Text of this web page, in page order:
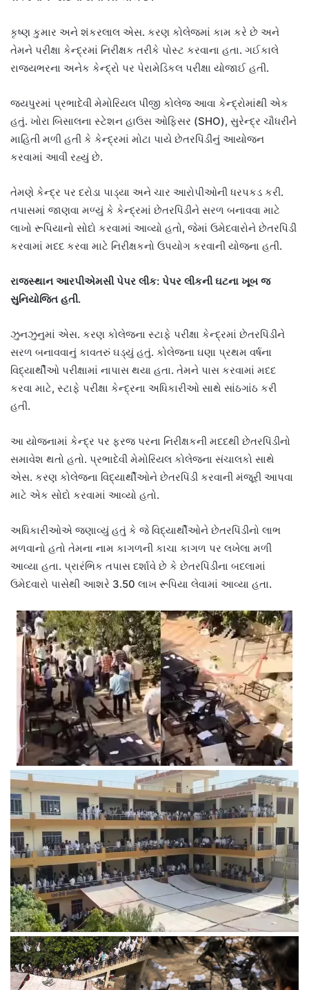
કૃષ્ણ કુમાર અને શંકરલાલ એસ. કરણ કોલેજમાં કામ કરે છે અને
તેમને પરીક્ષા કેન્દ્રમાં નિરીક્ષક તરીકે પોસ્ટ કરવાના હતા. ગઈકાલે
રાજ્યભરના અનેક કેન્દ્રો પર પેરામેડિકલ પરીક્ષા યોજાઈ હતી.
જયપુરમાં પ્રભાદેવી મેમોરિયલ પીજી કોલેજ આવા કેન્દ્રોમાંથી એક
હતું. ખોરા બિસાલના સ્ટેશન હાઉસ ઓફિસર (SHO), સુરેન્દ્ર ચૌધરીને
માહિતી મળી હતી કે કેન્દ્રમાં મોટા પાયે છેતરપિંડીનું આયોજન
કરવામાં આવી રહ્યું છે.
તેમણે કેન્દ્ર પર દરોડા પાડ્યા અને ચાર આરોપીઓની ધરપકડ કરી.
તપાસમાં જાણવા મળ્યું કે કેન્દ્રમાં છેતરપિંડીને સરળ બનાવવા માટે
લાખો રૂપિયાનો સોદો કરવામાં આવ્યો હતો, જેમાં ઉમેદવારોને છેતરપિંડી
કરવામાં મદદ કરવા માટે નિરીક્ષકનો ઉપયોગ કરવાની યોજના હતી.
રાજસ્થાન આરપીએમસી પેપર લીક: પેપર લીકની ઘટના ખૂબ જ
સુનિયોજિત હતી.
ઝુનઝુનુમાં એસ. કરણ કોલેજના સ્ટાફે પરીક્ષા કેન્દ્રમાં છેતરપિંડીને
સરળ બનાવવાનું કાવતરું ઘડ્યું હતું. કોલેજના ઘણા પ્રથમ વર્ષના
વિદ્યાર્થીઓ પરીક્ષામાં નાપાસ થયા હતા. તેમને પાસ કરવામાં મદદ
કરવા માટે, સ્ટાફે પરીક્ષા કેન્દ્રના અધિકારીઓ સાથે સાંઠગાંઠ કરી
હતી.
આ યોજનામાં કેન્દ્ર પર ફરજ પરના નિરીક્ષકની મદદથી છેતરપિંડીનો
સમાવેશ થતો હતો. પ્રભાદેવી મેમોરિયલ કોલેજના સંચાલકો સાથે
એસ. કરણ કોલેજના વિદ્યાર્થીઓને છેતરપિંડી કરવાની મંજૂરી આપવા
માટે એક સોદો કરવામાં આવ્યો હતો.
અધિકારીઓએ જણાવ્યું હતું કે જે વિદ્યાર્થીઓને છેતરપિંડીનો લાભ
મળવાનો હતો તેમના નામ કાગળની કાચા કાગળ પર લખેલા મળી
આવ્યા હતા. પ્રારંભિક તપાસ દર્શાવે છે કે છેતરપિંડીના બદલામાં
ઉમેદવારો પાસેથી આશરે 3.50 લાખ રૂપિયા લેવામાં આવ્યા હતા.